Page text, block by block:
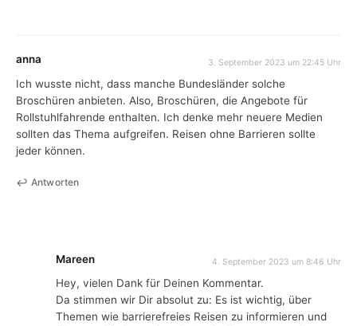
anna 3. September 2023 um 22:45 Uhr
Ich wusste nicht, dass manche Bundesländer solche
Broschüren anbieten. Also, Broschüren, die Angebote für
Rollstuhlfahrende enthalten. Ich denke mehr neuere Medien
sollten das Thema aufgreifen. Reisen ohne Barrieren sollte
jeder können.
Antworten
Mareen 4. September 2023 um 8:46 Uhr
Hey, vielen Dank für Deinen Kommentar.
Da stimmen wir Dir absolut zu: Es ist wichtig, über
Themen wie barrierefreies Reisen zu informieren und